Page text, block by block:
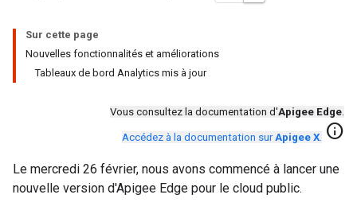
Sur cette page
Nouvelles fonctionnalités et améliorations
Tableaux de bord Analytics mis à jour
Vous consultez la documentation d'Apigee Edge.
Accédez à la documentation surApigee X. info
Le mercredi 26 février, nous avons commencé à lancer une
nouvelle version d'Apigee Edge pour le cloud public.